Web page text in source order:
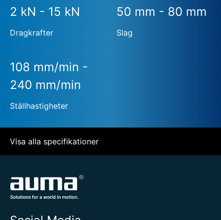
2 kN - 15 kN
Dragkrafter
50 mm - 80 mm
Slag
108 mm/min -
240 mm/min
Ställhastigheter
Visa alla specifikationer